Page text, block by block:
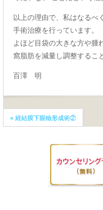
以上の理由で、私はなるべ
手術治療を行っています。
よほど目袋の大きな方や腫
窩脂肪を減量し調整するこ
百澤 明
« 経結膜下眼瞼形成術②